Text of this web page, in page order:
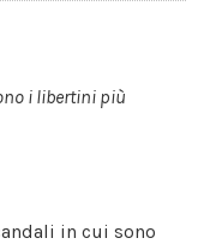
i libertini più
in cui sono